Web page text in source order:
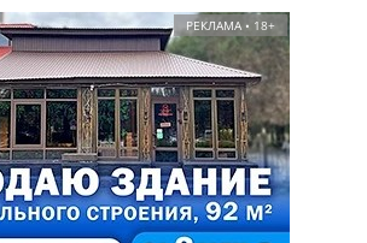
РЕКЛАМА • 18+